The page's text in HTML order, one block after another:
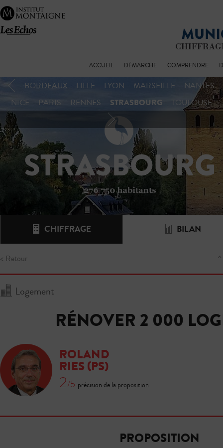
ACCUEIL DÉMARCHE COMPRENDRE
BORDEAUX LILLE LYON MARSEILLE
NANTES
NICE
PARIS RENNES STRASBOURG TOULOUSE
CHIFFRAGE BILAN
< Retour
Logement
RÉNOVER 2 000
ROLAND
RIES (PS)
2/5 précision de la proposition
PROPOSITION